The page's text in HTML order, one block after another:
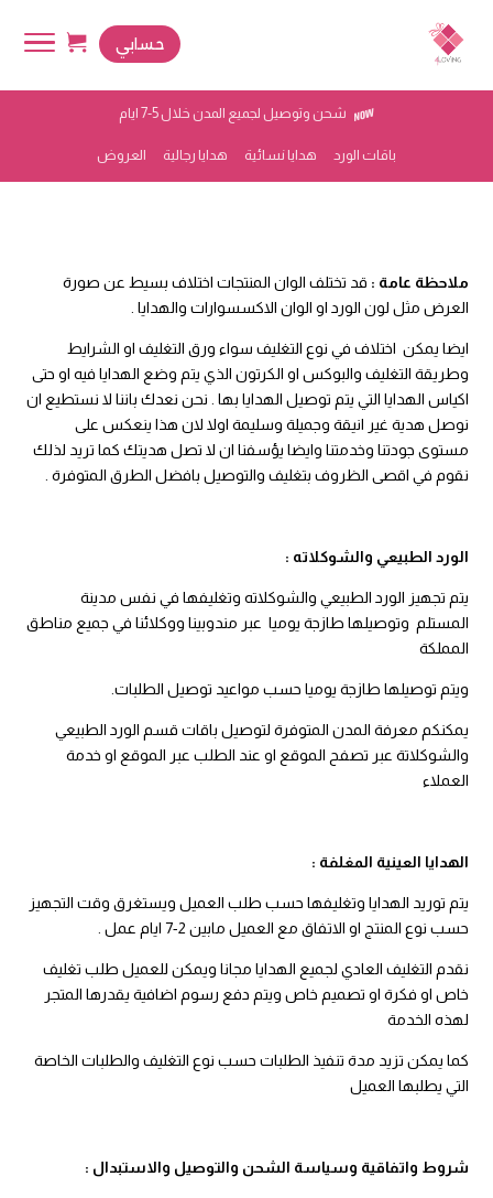
حسابي
باقات الورد هدايا نسائية هدايا رجالية العروض
ملاحظة عامة : قد تختلف الوان المنتجات اختلاف بسيط عن صورة
العرض مثل لون الورد او الوان الاكسسوارات والهدايا .
ايضا يمكن اختلاف في نوع التغليف سواء ورق التغليف او الشرايط
وطريقة التغليف والبوكس او الكرتون الذي يتم وضع الهدايا فيه او حتى
اكياس الهدايا التي يتم توصيل الهدايا بها . نحن نعدك باننا لا نستطيع ان
نوصل هدية غير انيقة وجميلة وسليمة اولا لان هذا ينعكس على
مستوى جودتنا وخدمتنا وايضا يؤسفنا ان لا تصل هديتك كما تريد لذلك
نقوم في اقصى الظروف بتغليف والتوصيل بافضل الطرق المتوفرة .
الورد الطبيعي والشوكلاته :
يتم تجهيز الورد الطبيعي والشوكلاته وتغليفها في نفس مدينة
المستلم وتوصيلها طازجة يوميا عبر مندوبينا ووكلائنا في جميع مناطق
المملكة
ويتم توصيلها طازجة يوميا حسب مواعيد توصيل الطلبات.
يمكنكم معرفة المدن المتوفرة لتوصيل باقات قسم الورد الطبيعي
والشوكلاتة عبر تصفح الموقع او عند الطلب عبر الموقع او خدمة
العملاء
الهدايا العينية المغلفة :
يتم توريد الهدايا وتغليفها حسب طلب العميل ويستغرق وقت التجهيز
حسب نوع المنتج او الاتفاق مع العميل مابين 2-7 ايام عمل .
نقدم التغليف العادي لجميع الهدايا مجانا ويمكن للعميل طلب تغليف
خاص او فكرة او تصميم خاص ويتم دفع رسوم اضافية يقدرها المتجر
لهذه الخدمة
كما يمكن تزيد مدة تنفيذ الطلبات حسب نوع التغليف والطلبات الخاصة
التي يطلبها العميل
شروط واتفاقية وسياسة الشحن والتوصيل والاستبدال :